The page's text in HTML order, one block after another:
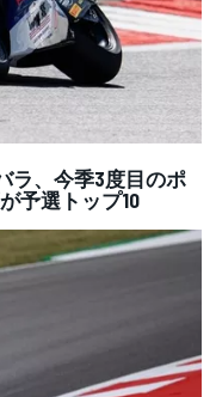
ラ、今季3度目のポ
予選トップ10